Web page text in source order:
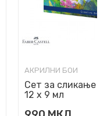
АКРИЛНИ БОИ
Сет за сликање
12 х 9 мл